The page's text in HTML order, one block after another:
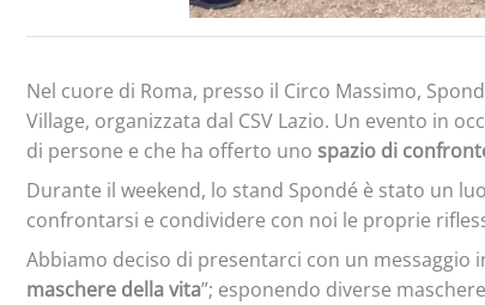
Nel cuore di Roma, presso il Circo Massimo,
Village, organizzata dal CSV Lazio. Un evento in
di persone e che ha offerto uno spazio di
Durante il weekend, lo stand Spondé è stato un
confrontarsi e condividere con noi le proprie
Abbiamo deciso di presentarci con un
maschere della vita”; esponendo diverse